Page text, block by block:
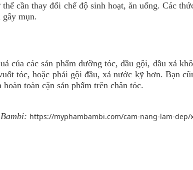
cần thay đổi chế độ sinh hoạt, ăn uống. Các
gây mụn.
của các sản phẩm dưỡng tóc, dầu gội, dầu xả
tóc, hoặc phải gội đầu, xả nước kỹ hơn. Bạn
toàn cặn sản phẩm trên chân tóc.
https://myphambambi.com/cam-nang-lam-dep/